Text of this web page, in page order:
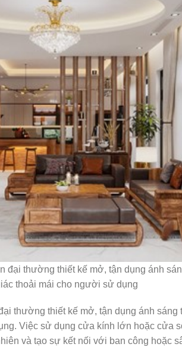
đại thường thiết kế mở, tận dụng ánh
thoải mái cho người sử dụng
thường thiết kế mở, tận dụng ánh sáng
Việc sử dụng cửa kính lớn hoặc cửa
và tạo sự kết nối với ban công hoặc